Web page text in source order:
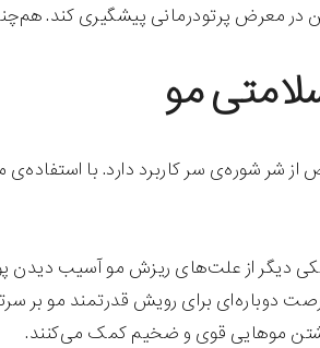
در معرض پرتودرمانی پیشگیری کند.
مو
شر شوره‌ی سر کاربرد دارد. با استفاده‌ی
دیگر از علت‌های ریزش مو آسیب
دوباره‌ا‌ی برای رویش قدرتمند مو بر
موهایی قوی و ضخیم کمک می‌کنند.